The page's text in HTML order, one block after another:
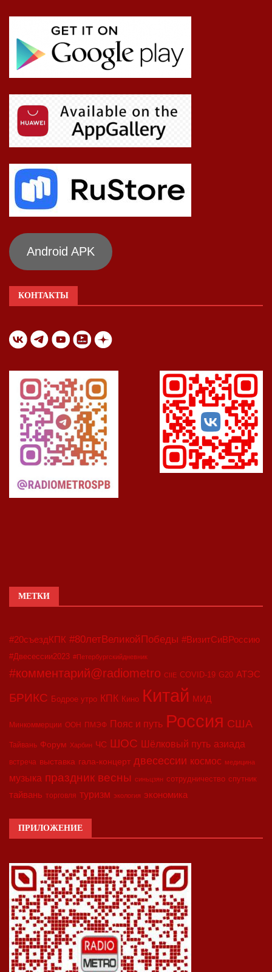
Android APK
КОНТАКТЫ
МЕТКИ
#20съездКПК #80летВеликойПобеды #ВизитСиВРоссию
#Двесессии2023 #Петербургскийдневник
#комментарий@radiometro CIIE COVID-19 G20 АТЭС
БРИКС Бодрое утро КПК Кино Китай МИД
Минкоммерции ООН ПМЭФ Пояс и путь Россия США
Тайвань Форум Харбин ЧС ШОС Шёлковый путь азиада
встреча выставка гала-концерт двесессии космос медицина
музыка праздник весны синьцзян сотрудничество спутник
тайвань торговля туризм экология экономика
ПРИЛОЖЕНИЕ